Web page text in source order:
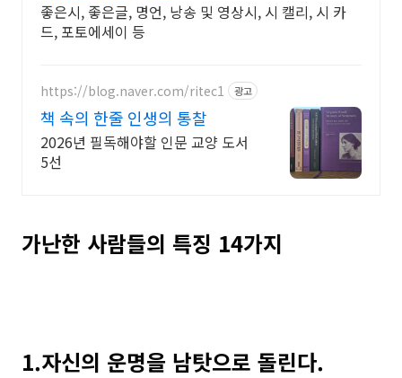
좋은시, 좋은글, 명언, 낭송 및 영상시, 시 캘리, 시 카
드, 포토에세이 등
https://blog.naver.com/ritec1 광고
책 속의 한줄 인생의 통찰
2026년 필독해야할 인문 교양 도서
5선
가난한 사람들의 특징 14가지
1.자신의 운명을 남탓으로 돌린다.